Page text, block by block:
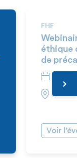
FHF
éthique
de
Voir